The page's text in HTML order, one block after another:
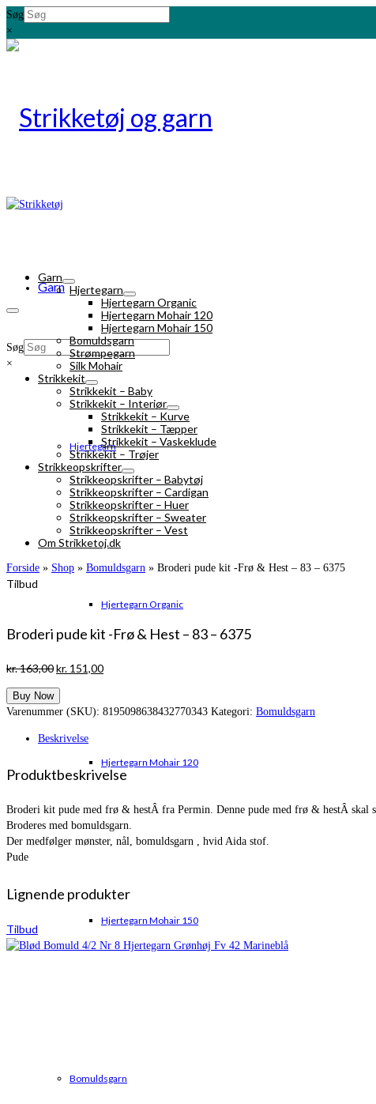
Søg
×
Garn
Hjertegarn
Hjertegarn Organic
Hjertegarn Mohair 120
Hjertegarn Mohair 150
Bomuldsgarn
Søg
×
Garn
Hjertegarn
Hjertegarn Organic
Hjertegarn Mohair 120
Hjertegarn Mohair 150
Bomuldsgarn
Strømpegarn
Silk Mohair
Strikkekit
Strikkekit – Baby
Strikkekit – Interiør
Strikkekit – Kurve
Strikkekit – Tæpper
Strikkekit – Vaskeklude
Strikkekit – Trøjer
Strikkeopskrifter
Strikkeopskrifter – Babytøj
Strikkeopskrifter – Cardigan
Strikkeopskrifter – Huer
Strikkeopskrifter – Sweater
Strikkeopskrifter – Vest
Om Strikketoj.dk
Forside » Shop » Bomuldsgarn » Broderi pude kit -Frø & Hest – 83 – 6375
Tilbud
Broderi pude kit -Frø & Hest – 83 – 6375
kr.163,00Den
pris
var:
kr. 151,00Den
er:
Buy Now
Varenummer (SKU): 8195098638432770343 Kategori: Bomuldsgarn
Beskrivelse
Produktbeskrivelse
Broderi kit pude med frø & hestÂ fra Permin. Denne pude med frø & hestÂ skal
Broderes med bomuldsgarn.
Der medfølger mønster, nål, bomuldsgarn , hvid Aida stof.
Pude
Lignende produkter
Tilbud